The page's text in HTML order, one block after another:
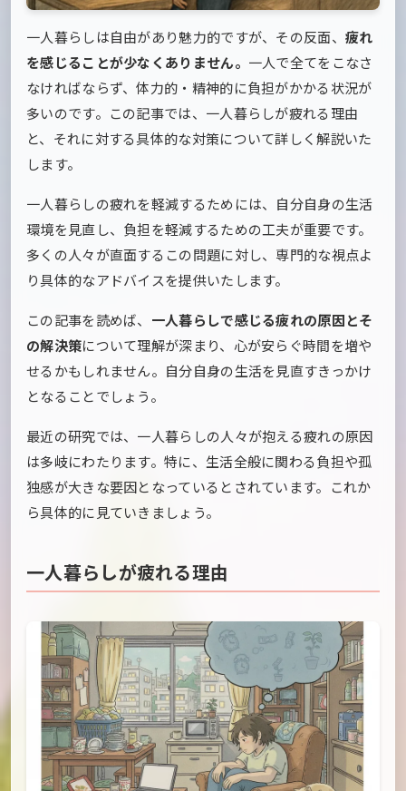
一人暮らしは自由があり魅力的ですが、その反面、 疲れ
を感じることが少なくありません。 一人で全てをこなさ
なければならず、体力的・精神的に負担がかかる状況が
多いのです。この記事では、一人暮らしが疲れる理由
と、それに対する具体的な対策について詳しく解説いた
します。
一人暮らしの疲れを軽減するためには、自分自身の生活
環境を見直し、負担を軽減するための工夫が重要です。
多くの人々が直面するこの問題に対し、専門的な視点よ
り具体的なアドバイスを提供いたします。
この記事を読めば、 一人暮らしで感じる疲れの原因とそ
の解決策について理解が深まり、心が安らぐ時間を増や
せるかもしれません。自分自身の生活を見直すきっかけ
となることでしょう。
最近の研究では、一人暮らしの人々が抱える疲れの原因
は多岐にわたります。特に、生活全般に関わる負担や孤
独感が大きな要因となっているとされています。これか
ら具体的に見ていきましょう。
一人暮らしが疲れる理由